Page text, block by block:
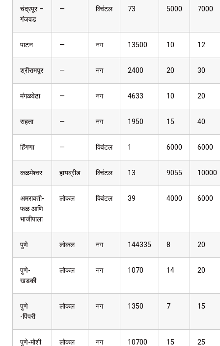
चंद्रपूर –
गंजवड
— क्विंटल 73 5000 7000
पाटन — नग 13500 10 12
श्रीरामपूर — नग 2400 20 30
मंगळवेढा — नग 4633 10 20
राहता — नग 1950 15 40
हिंगणा — क्विंटल 1 6000 6000
कळमेश्वर हायब्रीड क्विंटल 13 9055 10000
अमरावती-
फळ आणि
भाजीपाला
लोकल क्विंटल 39 4000 6000
पुणे लोकल नग 144335 8 20
पुणे-
खडकी
लोकल नग 1070 14 20
पुणे
-पिंपरी
लोकल नग 1350 7 15
पुणे-मोशी लोकल नग 10700 15 25